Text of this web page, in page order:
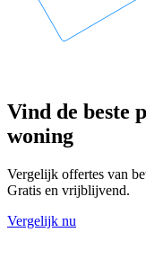
Vind de beste
woning
Vergelijk offertes van
Gratis en vrijblijvend.
Vergelijk nu